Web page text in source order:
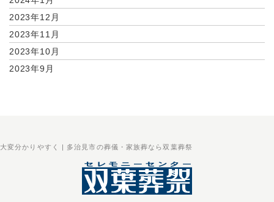
大変分かりやすく | 多治見市の葬儀・家族葬なら双葉葬祭
2023年12月
2023年11月
2023年10月
2023年9月